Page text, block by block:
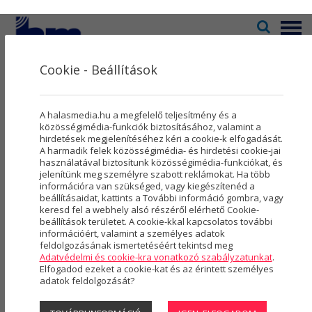
Menü
Televízió
Kultúra
Rovatok
Újság
Városmarketing
Szolgáltatások
Rólunk
Hasznos
Receptek
464 CIKK
RECEPTEK
Cookie - Beállítások
A halasmedia.hu a megfelelő teljesítmény és a
közösségimédia-funkciók biztosításához, valamint a
hirdetések megjelenítéséhez kéri a cookie-k elfogadását.
A harmadik felek közösségimédia- és hirdetési cookie-jai
használatával biztosítunk közösségimédia-funkciókat, és
jelenítünk meg személyre szabott reklámokat. Ha több
információra van szükséged, vagy kiegészítenéd a
beállításaidat, kattints a További információ gombra, vagy
keresd fel a webhely alsó részéről elérhető Cookie-
beállítások területet. A cookie-kkal kapcsolatos további
információért, valamint a személyes adatok
feldolgozásának ismertetéséért tekintsd meg
Adatvédelmi és cookie-kra vonatkozó szabályzatunkat.
Elfogadod ezeket a cookie-kat és az érintett személyes
adatok feldolgozását?